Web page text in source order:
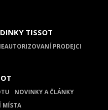
TISSOT
PRODEJCI
NOVINKY A ČLÁNKY
MÍSTA